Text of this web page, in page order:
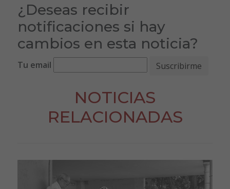
¿Deseas recibir
notificaciones si hay
cambios en esta noticia?
Tu email
NOTICIAS
RELACIONADAS